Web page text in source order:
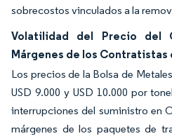
sobrecostos vinculados a la
Volatilidad del Precio del
Márgenes de los Contratistas
Los precios de la Bolsa de
USD 9.000 y USD 10.000 por
interrupciones del suministro en
márgenes de los paquetes de